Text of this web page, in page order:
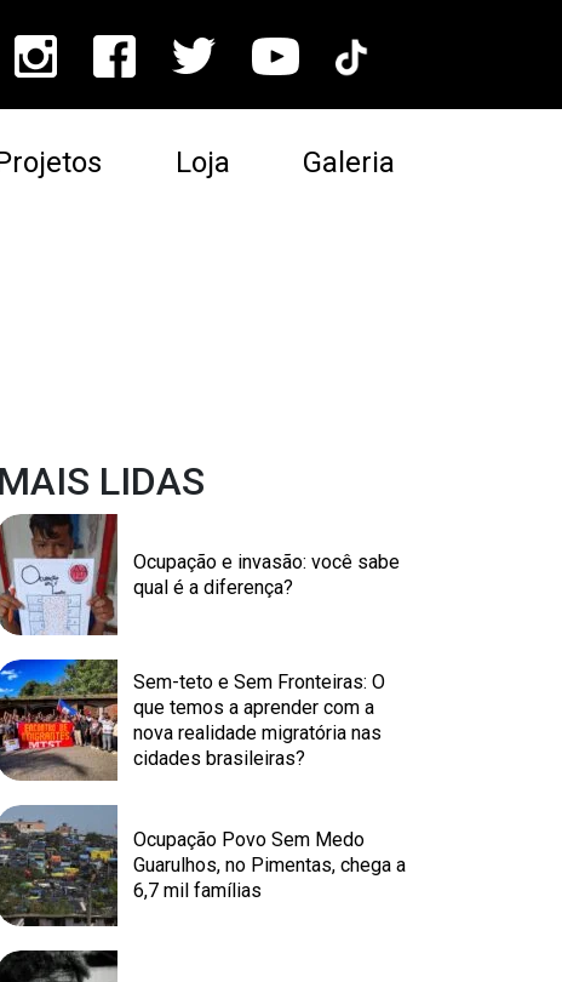
Loja Galeria
MAIS LIDAS
Ocupação e invasão: você sabe
qual é a diferença?
Sem-teto e Sem Fronteiras: O
que temos a aprender com a
nova realidade migratória nas
cidades brasileiras?
Ocupação Povo Sem Medo
Guarulhos, no Pimentas, chega a
6,7 mil famílias